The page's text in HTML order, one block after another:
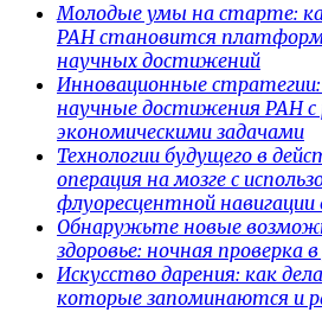
Молодые умы на старте:
РАН становится
научных достижений
Инновационные
научные достижения РАН с
экономическими задачами
Технологии будущего в
операция на мозге с
флуоресцентной
Обнаружьте новые
здоровье: ночная проверка
Искусство дарения: как
которые запоминаются и